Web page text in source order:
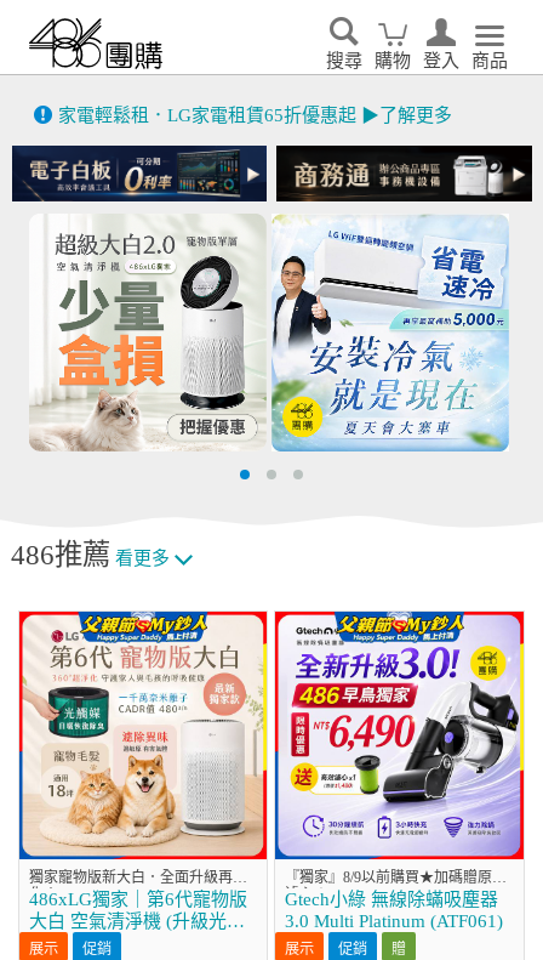
搜尋 購物 登入 商品
家電輕鬆租．LG家電租賃65折優惠起 ▶了解更多
486推薦 看更多
獨家寵物版新大白．全面升級再進
化！
486xLG獨家｜第6代寵物版
大白 空氣清淨機 (升級光觸
媒濾網) AS601HC70
促銷
『獨家』8/9以前購買★加碼贈原廠
濾心★
Gtech小綠 無線除蟎吸塵器
3.0 Multi Platinum (ATF061)
促銷